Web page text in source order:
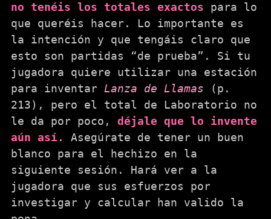
no tenéis los totales exactos para lo
que queréis hacer. Lo importante es
la intención y que tengáis claro que
esto son partidas “de prueba”. Si tu
jugadora quiere utilizar una estación
para inventar Lanza de Llamas (p.
213), pero el total de Laboratorio no
le da por poco, déjale que lo invente
aún así. Asegúrate de tener un buen
blanco para el hechizo en la
siguiente sesión. Hará ver a la
jugadora que sus esfuerzos por
investigar y calcular han valido la